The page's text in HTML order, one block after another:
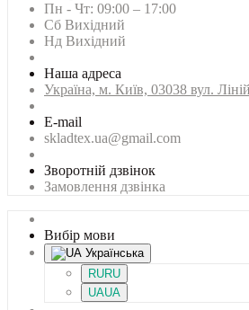
Пн - Чт: 09:00 – 17:00
Сб Вихідний
Нд Вихідний
Наша адреса
Українa, м. Київ, 03038 вул.
E-mail
skladtex.ua@gmail.com
Зворотній дзвінок
Замовлення дзвінка
Вибір мови
Українська
RURU
UAUA